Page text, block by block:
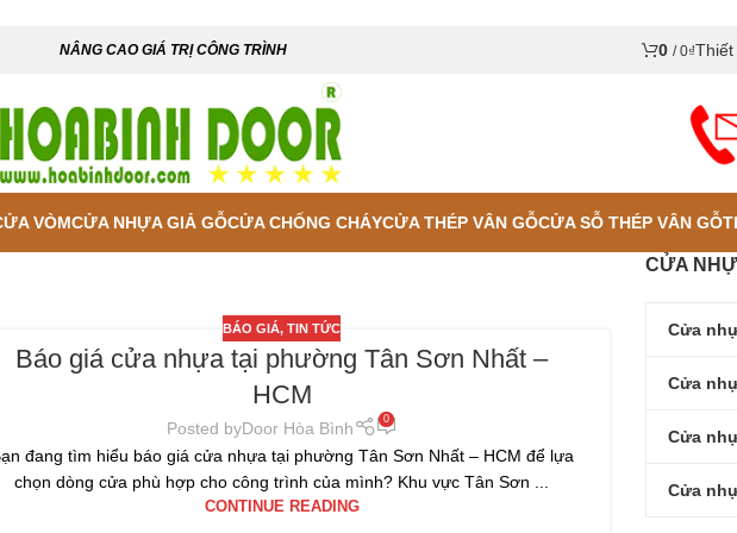
NÂNG CAO GIÁ TRỊ CÔNG TRÌNH 0 / 0₫Thiết
VÒMCỬA NHỰA GIẢ GỖCỬA CHỐNG CHÁYCỬA THÉP VÂN GỖCỬA SỖ THÉP VÂN GỖ
BÁO GIÁ,TIN TỨC
Báo giá cửa nhựa tại phường Tân Sơn Nhất –
HCM
Posted byDoor Hòa Bình 0
đang tìm hiểu báo giá cửa nhựa tại phường Tân Sơn Nhất – HCM để lựa
chọn dòng cửa phù hợp cho công trình của mình? Khu vực Tân Sơn ...
CONTINUE READING
CỬA
Cửa
Cửa
Cửa
Cửa